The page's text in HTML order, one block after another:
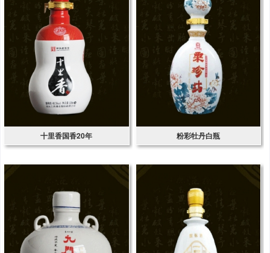
十里香国香20年 粉彩牡丹白瓶